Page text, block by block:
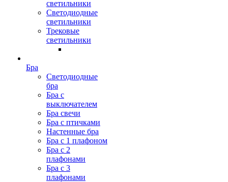
светильники
Светодиодные
светильники
Трековые
светильники
Бра
Светодиодные
бра
Бра с
выключателем
Бра свечи
Бра с птичками
Настенные бра
Бра с 1 плафоном
Бра с 2
плафонами
Бра с 3
плафонами